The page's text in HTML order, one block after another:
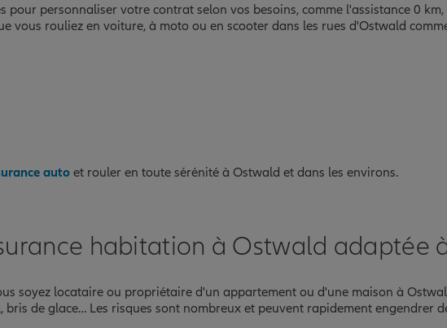
personnaliser votre contrat selon vos besoins, comme l'assistance 0
vous rouliez en voiture, à moto ou en scooter dans les rues d'Ostwald
autoet rouler en toute sérénité à Ostwald et dans les environs.
habitation à Ostwald adaptée
soyez locataire ou propriétaire d'un appartement ou d'une maison à
bris de glace… Les risques sont nombreux et peuvent rapidement engendrer